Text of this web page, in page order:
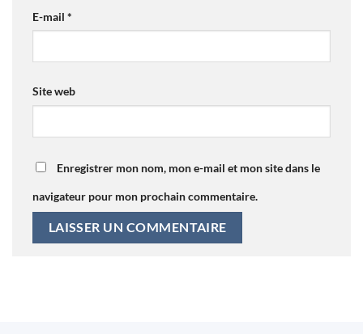
E-mail *
Site web
Enregistrer mon nom, mon e-mail et mon site dans le
navigateur pour mon prochain commentaire.